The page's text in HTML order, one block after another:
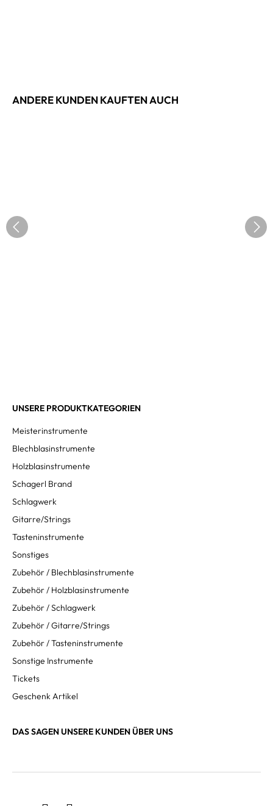
ANDERE KUNDEN KAUFTEN AUCH
UNSERE PRODUKTKATEGORIEN
Meisterinstrumente
Blechblasinstrumente
Holzblasinstrumente
Schagerl Brand
Schlagwerk
Gitarre/Strings
Tasteninstrumente
Sonstiges
Zubehör / Blechblasinstrumente
Zubehör / Holzblasinstrumente
Zubehör / Schlagwerk
Zubehör / Gitarre/Strings
Zubehör / Tasteninstrumente
Sonstige Instrumente
Tickets
Geschenk Artikel
DAS SAGEN UNSERE KUNDEN ÜBER UNS